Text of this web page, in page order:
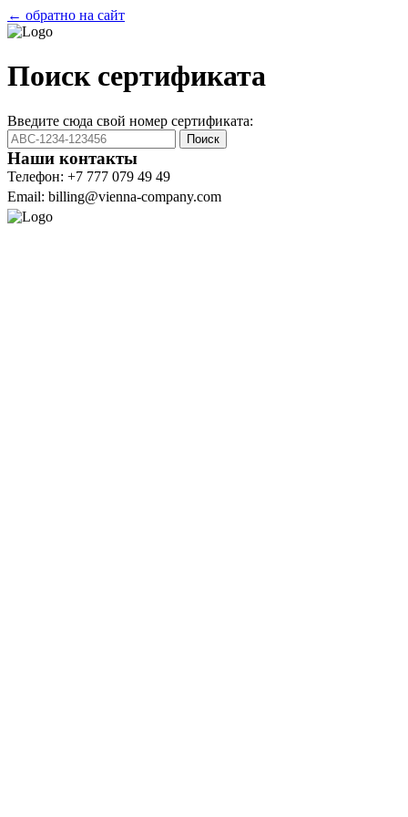
← обратно на сайт
Поиск сертификата
Введите сюда свой номер сертификата:
Поиск
Наши контакты
Телефон: +7 777 079 49 49
Email: billing@vienna-company.com